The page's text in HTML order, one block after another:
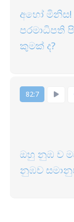
අහෝ
පරමාධිපති
කුමක් ද?
82:7
ඔහු නුඹ ව
නුඹව